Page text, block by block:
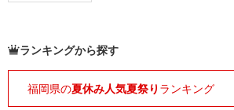
ランキングから探す
福岡県の夏休み人気夏祭り ランキング